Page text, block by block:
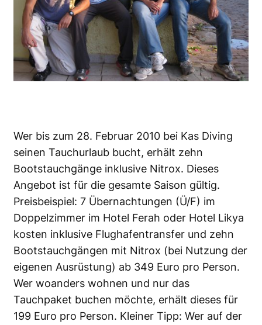
Wer bis zum 28. Februar 2010 bei Kas Diving
seinen Tauchurlaub bucht, erhält zehn
Bootstauchgänge inklusive Nitrox. Dieses
Angebot ist für die gesamte Saison gültig.
Preisbeispiel: 7 Übernachtungen (Ü/F) im
Doppelzimmer im Hotel Ferah oder Hotel Likya
kosten inklusive Flughafentransfer und zehn
Bootstauchgängen mit Nitrox (bei Nutzung der
eigenen Ausrüstung) ab 349 Euro pro Person.
Wer woanders wohnen und nur das
Tauchpaket buchen möchte, erhält dieses für
199 Euro pro Person. Kleiner Tipp: Wer auf der